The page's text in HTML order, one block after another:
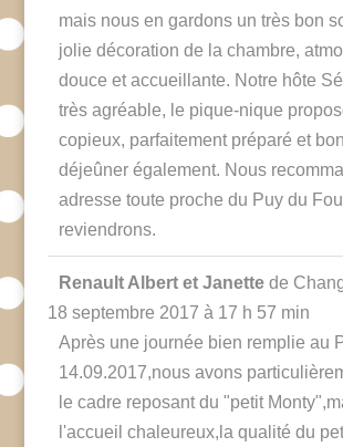
mais nous en gardons un très bon
jolie décoration de la chambre,
douce et accueillante. Notre hôte
très agréable, le pique-nique
copieux, parfaitement préparé et
déjeûner également. Nous
adresse toute proche du Puy du
reviendrons.
Renault Albert et Janette de
18 septembre 2017 à 17 h 57 min
Après une journée bien remplie au
14.09.2017,nous avons
le cadre reposant du "petit
l'accueil chaleureux,la qualité du